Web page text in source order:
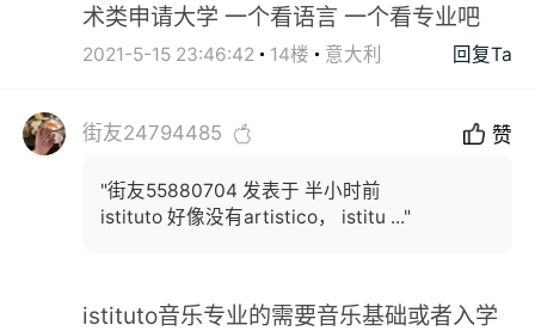
术类申请大学 一个看语言 一个看专业吧
2021-5-15 23:46:42 14楼 意大利 回复Ta
街友24794485 赞
"街友55880704 发表于 半小时前
istituto 好像没有artistico， istitu ..."
istituto音乐专业的需要音乐基础或者入学